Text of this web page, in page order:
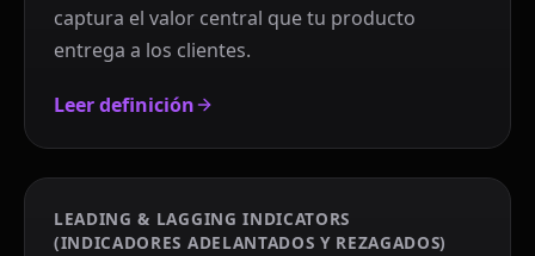
captura el valor central que tu producto
entrega a los clientes.
Leer definición
LEADING & LAGGING INDICATORS
(INDICADORES ADELANTADOS Y REZAGADOS)